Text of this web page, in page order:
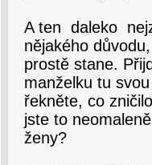
A ten daleko
nějakého
prostě stane.
manželku tu
řekněte, co
jste to
ženy?